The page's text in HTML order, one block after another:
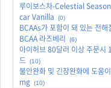
루이보스차-Celestial
car Vanilla
(0)
BCAAs가 포함이 돼 있는 전
BCAA 라즈베리
(6)
아이허브 80달러 이상 주문시
드 (10)
불안완화 및 긴장완화에 도움
mg (10)